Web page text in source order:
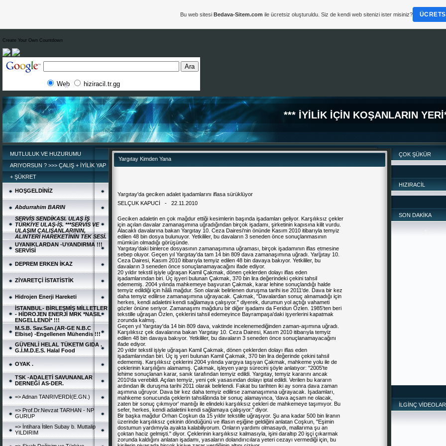
Create Your Own Countdown
Web hiziracil.tr.gg
*** İYİLİK İÇİN KOŞANLARIN
MUTLULUK VE HUZURUMU
ARIYORSUN ? >>> ÇALIŞ + İYİLİK YAP
+ ŞÜKRET
HOŞGELDİNİZ
Abdurrahim BARIN
SERVİS SENDİKASI. ULAŞ İŞ
TÜRKİYE ULAŞ-İŞ. ***SERVİS VE
ULAŞIM ÇALIŞANLARININ,
ALINTERİ HAREKETİNİN TEK SESİ.
UYANIKLARDAN -UYANDIRMA !!!
SERVİSİ
DEPREM ERKEN İKAZ
ZİYARETÇİ İSTATİSTİK
Hidrojen Enerji Hareketi
İSTANBUL- BİRLEŞMİŞ MİLLETLER
- HİDROJEN ENERJİ MRK *NASIL
ENGELLENDİ* !!!
M.S.B. Sav.San.(AR-GE N.B.C
Elbise) -Engellenen Mühendis !!!
GÜVENLİ HELAL TÜKETM GIDA .
G.İ.M.D.E.S. Halal Food
OYAK .
TSK -ADALETİ SAVUNANLAR
DERNEĞİ AS-DER.
=> Adnan TANRIVERDİ(E.GN.)
=> Prof.Dr.Nevzat TARHAN - NP
GURUP
=> İntihara İtilen Subay b. Muttalip
YILDIRIM
Yargıtay Kimden Yana
Yargıtay'da geciken adalet işadamlarını iflasa sürüklüyor
SELÇUK KAPUCİ - 22.11.2010
Geciken adaletin en çok mağdur ettiği kesimlerin başında işadamları geliyor. Karşılıksız çekler
için açılan davalar zamanaşımına uğradığından birçok işadamı, şirketinin kapısına kilit vurdu.
Alacaklı davalarına bakan Yargıtay 10. Ceza Dairesi'nin önünde Kasım 2010 itibarıyla temyiz
edilen 48 bin dosya bulunuyor. Yetkililer, bu davaların 3 seneden önce sonuçlanmasının
mümkün olmadığı görüşünde.
Yargıtay'daki binlerce dosyasının zamanaşımına uğraması, birçok işadamının iflas etmesine
sebep oluyor. Geçen yıl Yargıtay'da tam 14 bin 809 dava zamanaşımına uğradı. Yargıtay 10.
Ceza Dairesi, Kasım 2010 itibarıyla temyiz edilen 48 bin davaya bakıyor. Yetkililer, bu
davaların 3 seneden önce sonuçlanamayacağını ifade ediyor.
20 yıldır tekstil işiyle uğraşan Kamil Çakmak, dönen çeklerden dolayı iflas eden
işadamlarından biri. Üç işyeri bulunan Çakmak, 370 bin lira değerindeki çekini tahsil
edememiş. 2004 yılında mahkemeye başvuran Çakmak, karar lehine sonuçlandığı halde
temyiz edildiği için hâlâ mağdur. Son olarak belirlenen duruşma tarihi ise 2011'de. Dava bir kez
daha temyiz edilirse zamanaşımına uğrayacak. Çakmak, "Davalardan sonuç alınamadığı için
herkes, kendi adaletini kendi sağlamaya çalışıyor." diyerek, durumun yol açtığı vahameti
gözler önüne seriyor. Zamanaşımı mağduru bir diğer işadamı da Feridun Özlen. 1985'ten beri
tekstille uğraşan Özlen, çeklerini tahsil edemeyince Bayrampaşa'daki işyerlerini kapatmak
zorunda kalmış.
Geçen yıl Yargıtay'da 14 bin 809 dava, vaktinde incelenemediğinden zaman-aşımına uğradı.
Karşılıksız çek davalarına bakan Yargıtay 10. Ceza Dairesi, Kasım 2010 itibarıyla temyiz
edilen 48 bin davaya bakıyor. Yetkililer, bu davaların 3 seneden önce sonuçlanamayacağını
ifade ediyor.
20 yıldır tekstil işiyle uğraşan Kamil Çakmak, dönen çeklerden dolayı iflas eden
işadamlarından biri. Üç iş yeri bulunan Kamil Çakmak, 370 bin lira değerinde çekini tahsil
edememiş. Karşılıksız çeklerini 2004 yılında yargıya taşıyan Çakmak, mahkeme yolu ile de
çeklerinin karşılığını alamamış. Çakmak, işleyen yargı sürecini şöyle anlatıyor: "2005'te
lehime sonuçlanan karar, sanık tarafından temyiz edildi. Yargıtay, temyiz kararını ancak
2010'da verebildi. Açılan temyiz, yeni çek yasasından dolayı iptal edildi. Verilen bu kararın
ardından ilk duruşma tarihi 2011 olarak belirlendi. Fakat bu tarihten iki ay sonra dava zaman
aşımına uğruyor. Dava bir kez daha temyiz edilirse zamanaşımına uğrayacak. İşadamları,
mahkeme sonucunda çeklerin tahsilâtında bir sonuç alamayınca, 'dava açsam ne olacak,
zaten bir sonuç çıkmıyor' mantığı ile elindeki karşılıksız çekleri de mahkemeye taşımıyor. Bu
sefer, herkes, kendi adaletini kendi sağlamaya çalışıyor." diyor.
Bir başka mağdur Orhan Coşkun da 15 yıldır tekstille uğraşıyor. Şu ana kadar 500 bin liranın
üzerinde karşılıksız çekinin döndüğünü ve iflasın eşiğine geldiğini anlatan Coşkun, "Eşimin
dostumun yardımıyla ayakta kalabiliyorum. Onların yardımı olmasaydı, mallarıma şu an
çoktan haciz gelmişti." diyor. Çeklerinin karşılıksız kalmasıyla, işini daraltıp 20 işçi çıkarmak
zorunda kaldığını anlatan işadamı, yasaların dolandırıcılara yeteri cezayı vermediği için, bu
ÇOK ŞÜKÜR
HIZIRACİL
SON DAKİKA
İLGİNÇ VİDEOLAR
Bu web sitesi Bedava-Sitem.com ile ücretsiz oluşturuldu. Siz de kendi web sitenizi ister misiniz?
*
*